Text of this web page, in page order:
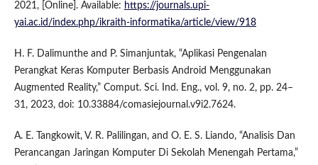
2021, [Online]. Available: https://journals.upi-
yai.ac.id/index.php/ikraith-informatika/article/view/918
H. F. Dalimunthe and P. Simanjuntak, “Aplikasi Pengenalan
Perangkat Keras Komputer Berbasis Android Menggunakan
Augmented Reality,” Comput. Sci. Ind. Eng., vol. 9, no. 2, pp. 24–
31, 2023, doi: 10.33884/comasiejournal.v9i2.7624.
A. E. Tangkowit, V. R. Palilingan, and O. E. S. Liando, “Analisis Dan
Perancangan Jaringan Komputer Di Sekolah Menengah Pertama,”